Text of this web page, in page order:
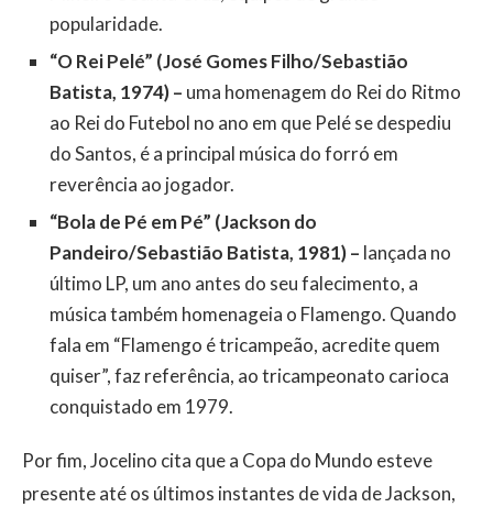
popularidade.
“O Rei Pelé” (José Gomes Filho/Sebastião
Batista, 1974) – uma homenagem do Rei do Ritmo
ao Rei do Futebol no ano em que Pelé se despediu
do Santos, é a principal música do forró em
reverência ao jogador.
“Bola de Pé em Pé” (Jackson do
Pandeiro/Sebastião Batista, 1981) – lançada no
último LP, um ano antes do seu falecimento, a
música também homenageia o Flamengo. Quando
fala em “Flamengo é tricampeão, acredite quem
quiser”, faz referência, ao tricampeonato carioca
conquistado em 1979.
Por fim, Jocelino cita que a Copa do Mundo esteve
presente até os últimos instantes de vida de Jackson,